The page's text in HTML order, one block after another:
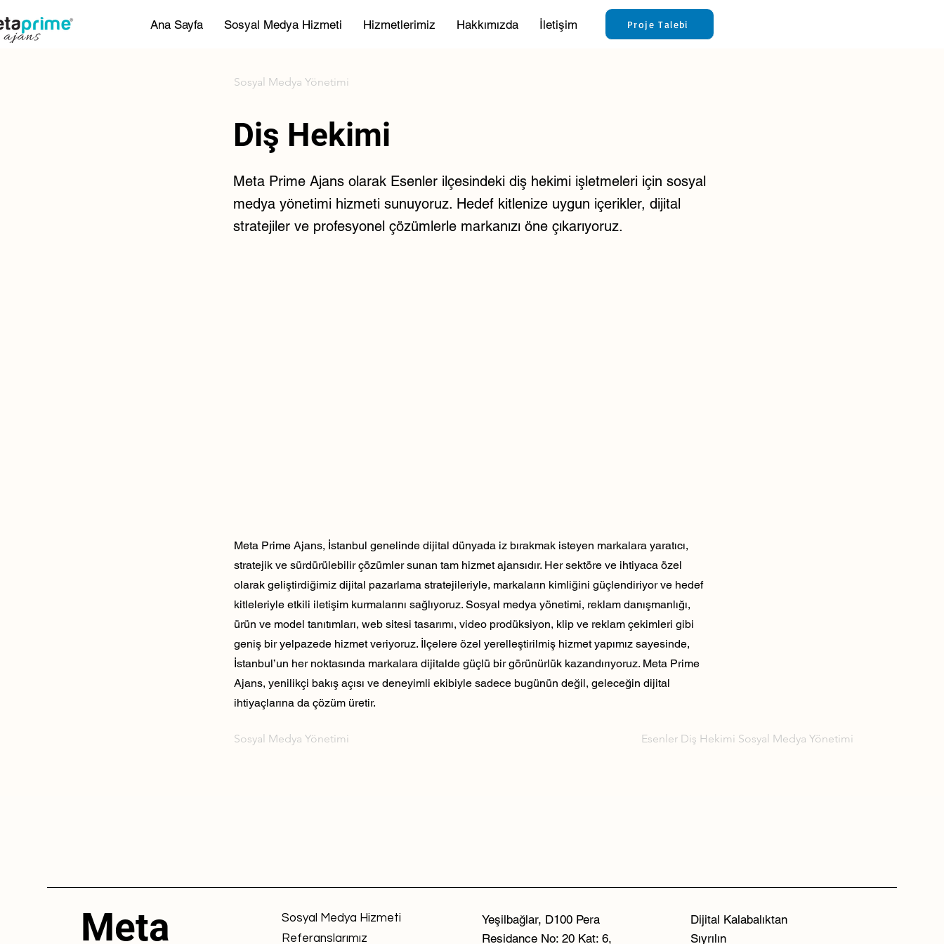
Ana Sayfa Sosyal Medya Hizmeti Hizmetlerimiz Hakkımızda İletişim Proje Talebi
Sosyal Medya Yönetimi
Diş Hekimi
Meta Prime Ajans olarak Esenler ilçesindeki diş hekimi işletmeleri için sosyal
medya yönetimi hizmeti sunuyoruz. Hedef kitlenize uygun içerikler, dijital
stratejiler ve profesyonel çözümlerle markanızı öne çıkarıyoruz.
Meta Prime Ajans, İstanbul genelinde dijital dünyada iz bırakmak isteyen markalara yaratıcı,
stratejik ve sürdürülebilir çözümler sunan tam hizmet ajansıdır. Her sektöre ve ihtiyaca özel
olarak geliştirdiğimiz dijital pazarlama stratejileriyle, markaların kimliğini güçlendiriyor ve hedef
kitleleriyle etkili iletişim kurmalarını sağlıyoruz. Sosyal medya yönetimi, reklam danışmanlığı,
ürün ve model tanıtımları, web sitesi tasarımı, video prodüksiyon, klip ve reklam çekimleri gibi
geniş bir yelpazede hizmet veriyoruz. İlçelere özel yerelleştirilmiş hizmet yapımız sayesinde,
İstanbul’un her noktasında markalara dijitalde güçlü bir görünürlük kazandırıyoruz. Meta Prime
Ajans, yenilikçi bakış açısı ve deneyimli ekibiyle sadece bugünün değil, geleceğin dijital
ihtiyaçlarına da çözüm üretir.
Sosyal Medya Yönetimi Esenler Diş Hekimi Sosyal Medya Yönetimi
Meta
Sosyal Medya Hizmeti
Referanslarımız
Yeşilbağlar, D100 Pera
Residance No: 20 Kat: 6,
Dijital Kalabalıktan
Sıyrılın